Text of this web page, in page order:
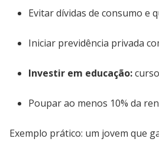
Evitar dívidas de consumo e
Iniciar previdência privada
Investir em educação:
Poupar ao menos 10% da
Exemplo prático: um jovem que